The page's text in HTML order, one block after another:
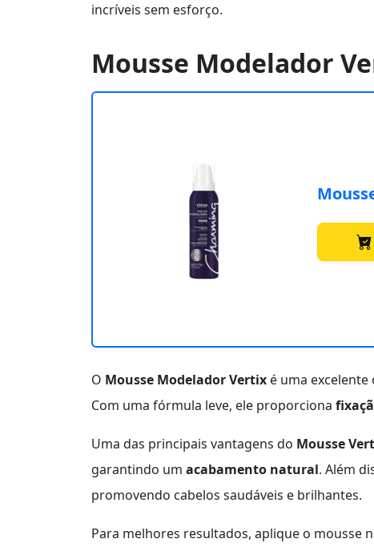
incríveis sem esforço.
Mousse Modelador
O Mousse Modelador Vertix é uma
Com uma fórmula leve, ele proporciona
Uma das principais vantagens do Mousse
garantindo um acabamento natural. Além
promovendo cabelos saudáveis e brilhantes.
Para melhores resultados, aplique o mousse